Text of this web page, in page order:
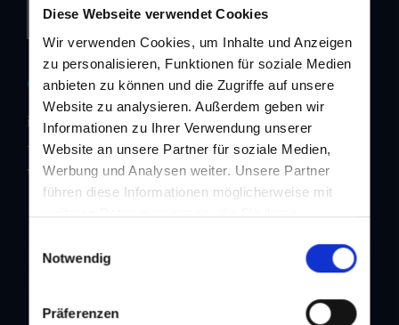
Diese Webseite verwendet Cookies
Wir verwenden Cookies, um Inhalte und Anzeigen
zu personalisieren, Funktionen für soziale Medien
anbieten zu können und die Zugriffe auf unsere
Website zu analysieren. Außerdem geben wir
Informationen zu Ihrer Verwendung unserer
Website an unsere Partner für soziale Medien,
Werbung und Analysen weiter. Unsere Partner
führen diese Informationen möglicherweise mit
weiteren Daten zusammen, die Sie ihnen
Nutzung der Dienste gesammelt haben.
Notwendig
Präferenzen
Plan your journey
Contact us
info@dorfgastein-bb.at
+43 6433 7223
www.dorfgastein.com
Data protection